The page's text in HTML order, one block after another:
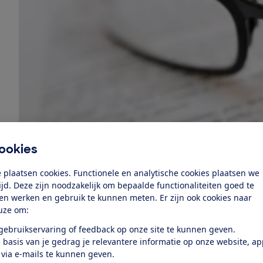
plaatsen cookies. Functionele en analytische cookies plaatsen we
Deze zijn noodzakelijk om bepaalde functionaliteiten goed te
werken en gebruik te kunnen meten. Er zijn ook cookies naar
om:
of feedback op onze site te kunnen geven.
basis van je gedrag je relevantere informatie op onze website,
e-mails te kunnen geven.
Medische kosten claimen
De Europeesche noemt de mobiele telefoon en de
jaar, na de bril. Daarnaast is er bij deze reis- en
in claims van fietsen (na een autovakantie) en
Ook bij reisverzekeraar Allianz Global Assistance zijn